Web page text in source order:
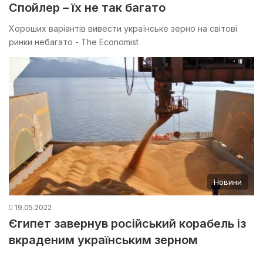
Спойлер – їх не так багато
Хороших варіантів вивести українське зерно на світові
ринки небагато - The Economist
Новини
19.05.2022
Єгипет завернув російський корабель із
вкраденим українським зерном